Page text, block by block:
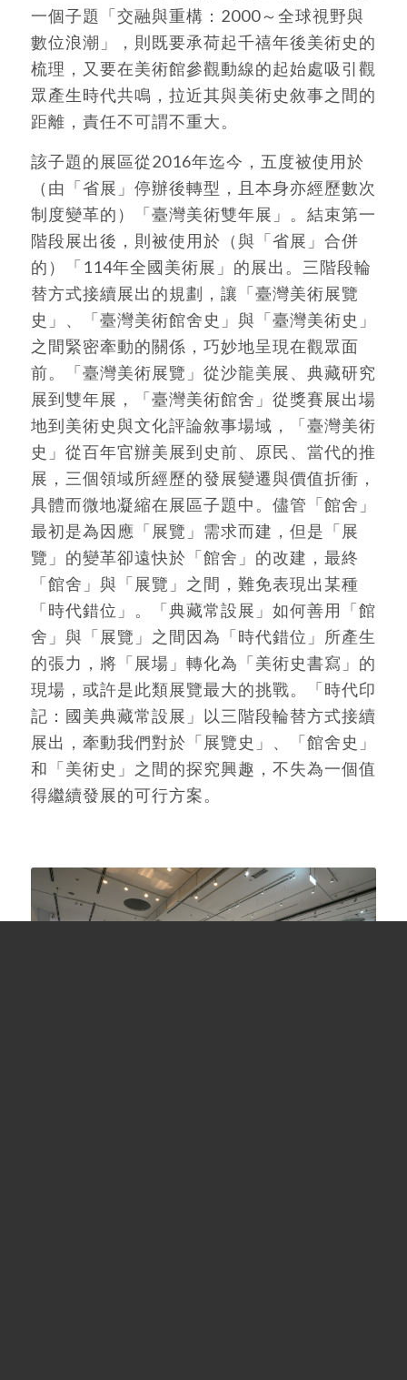
一個子題「交融與重構：2000～全球視野與
數位浪潮」，則既要承荷起千禧年後美術史的
梳理，又要在美術館參觀動線的起始處吸引觀
眾產生時代共鳴，拉近其與美術史敘事之間的
距離，責任不可謂不重大。
該子題的展區從2016年迄今，五度被使用於
（由「省展」停辦後轉型，且本身亦經歷數次
制度變革的）「臺灣美術雙年展」。結束第一
階段展出後，則被使用於（與「省展」合併
的）「114年全國美術展」的展出。三階段輪
替方式接續展出的規劃，讓「臺灣美術展覽
史」、「臺灣美術館舍史」與「臺灣美術史」
之間緊密牽動的關係，巧妙地呈現在觀眾面
前。「臺灣美術展覽」從沙龍美展、典藏研究
展到雙年展，「臺灣美術館舍」從獎賽展出場
地到美術史與文化評論敘事場域，「臺灣美術
史」從百年官辦美展到史前、原民、當代的推
展，三個領域所經歷的發展變遷與價值折衝，
具體而微地凝縮在展區子題中。儘管「館舍」
最初是為因應「展覽」需求而建，但是「展
覽」的變革卻遠快於「館舍」的改建，最終
「館舍」與「展覽」之間，難免表現出某種
「時代錯位」。「典藏常設展」如何善用「館
舍」與「展覽」之間因為「時代錯位」所產生
的張力，將「展場」轉化為「美術史書寫」的
現場，或許是此類展覽最大的挑戰。「時代印
記：國美典藏常設展」以三階段輪替方式接續
展出，牽動我們對於「展覽史」、「館舍史」
和「美術史」之間的探究興趣，不失為一個值
得繼續發展的可行方案。